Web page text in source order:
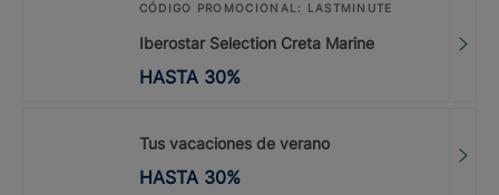
CÓDIGO PROMOCIONAL: LASTMINUTE
Iberostar Selection Creta Marine
HASTA 30%
Tus vacaciones de verano
HASTA 30%